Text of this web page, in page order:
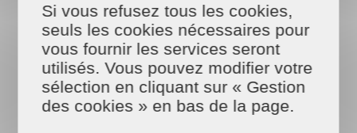
Plusieurs offres d'emploi sont à
Si vous refusez tous les cookies,
seuls les cookies nécessaires pour
vous fournir les services seront
utilisés. Vous pouvez modifier votre
sélection en cliquant sur « Gestion
des cookies » en bas de la page.